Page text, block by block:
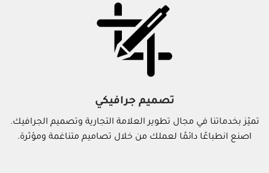
تصميم جرافيكي
تميّز بخدماتنا في مجال تطوير العلامة التجارية وتصميم الجرافيك.
اصنع انطباعًا دائمًا لعملك من خلال تصاميم متناغمة ومؤثرة.